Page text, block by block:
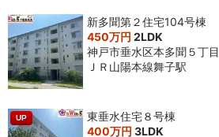
新多聞第２住宅104号棟
450万円 2LDK
神戸市垂水区本多聞５丁目
ＪＲ山陽本線舞子駅
UP
東垂水住宅８号棟
400万円 3LDK